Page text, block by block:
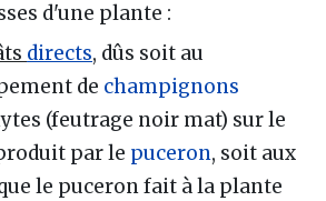
d'une plante :
directs, dûs soit au
de champignons
(feutrage noir mat) sur le
par le puceron, soit aux
le puceron fait à la plante